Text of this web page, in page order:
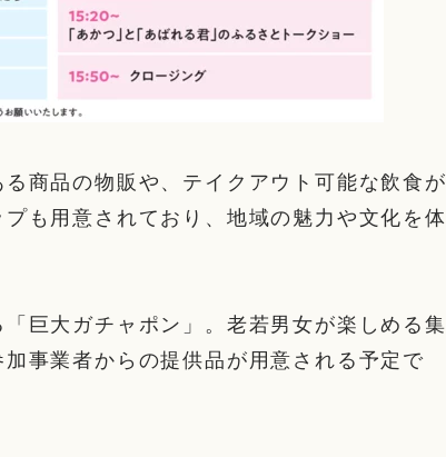
商品の物販や、テイクアウト可能な飲食が
も用意されており、地域の魅力や文化を体
巨大ガチャポン」。老若男女が楽しめる集
事業者からの提供品が用意される予定で